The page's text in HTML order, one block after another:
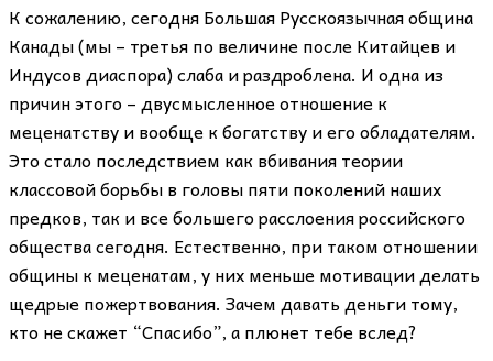
К сожалению, сегодня Большая Русскоязычная община
Канады (мы – третья по величине после Китайцев и
Индусов диаспора) слаба и раздроблена. И одна из
причин этого – двусмысленное отношение к
меценатству и вообще к богатству и его обладателям.
Это стало последствием как вбивания теории
классовой борьбы в головы пяти поколений наших
предков, так и все большего расслоения российского
общества сегодня. Естественно, при таком отношении
общины к меценатам, у них меньше мотивации делать
щедрые пожертвования. Зачем давать деньги тому,
кто не скажет “Спасибо”, а плюнет тебе вслед?